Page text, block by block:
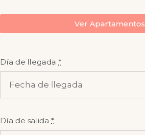
Ver Apartamentos
Día de llegada *
Día de salida *